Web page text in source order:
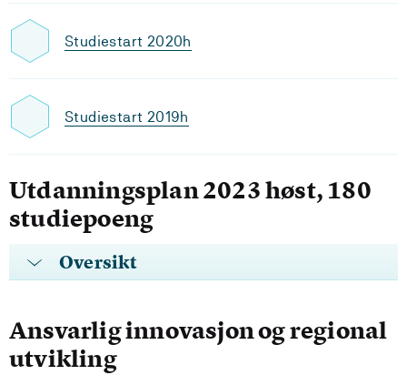
Studiestart 2020h
Studiestart 2019h
Utdanningsplan 2023 høst, 180
studiepoeng
Oversikt
Ansvarlig innovasjon og regional
utvikling